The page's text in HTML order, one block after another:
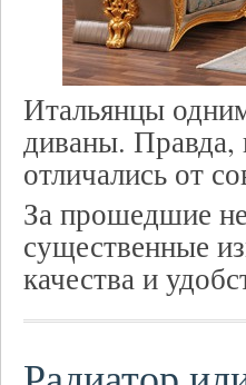
Итальянцы
диваны. Правда,
отличались от
За прошедшие
существенные
качества и